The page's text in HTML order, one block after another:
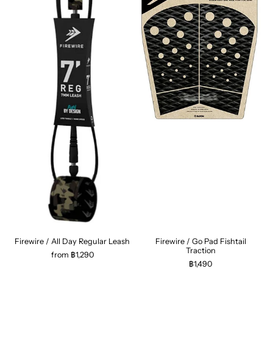
Firewire / All Day Regular Leash
from ฿1,290
Firewire / Go Pad Fishtail
Traction
฿1,490